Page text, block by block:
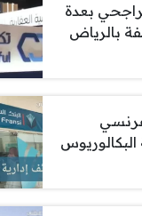
بعدة
بالرياض